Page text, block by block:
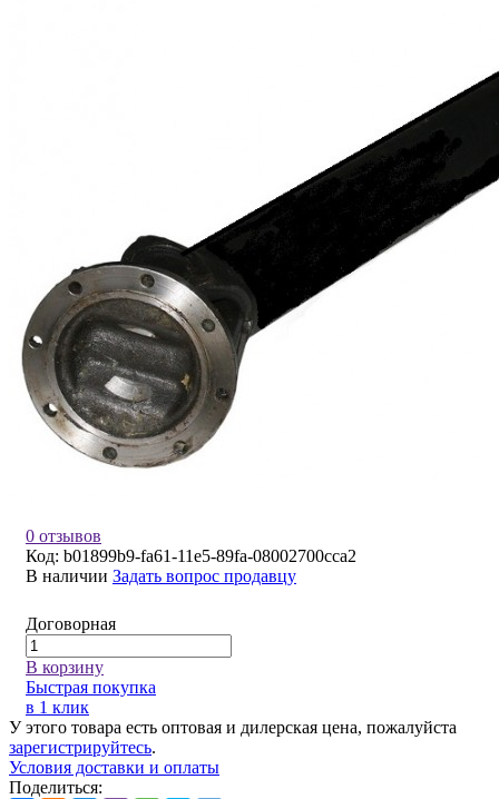
0 отзывов
Код: b01899b9-fa61-11e5-89fa-08002700cca2
В наличии Задать вопрос продавцу
Договорная
В корзину
Быстрая покупка
в 1 клик
У этого товара есть оптовая и дилерская цена, пожалуйста
зарегистрируйтесь.
Условия доставки и оплаты
Поделиться: